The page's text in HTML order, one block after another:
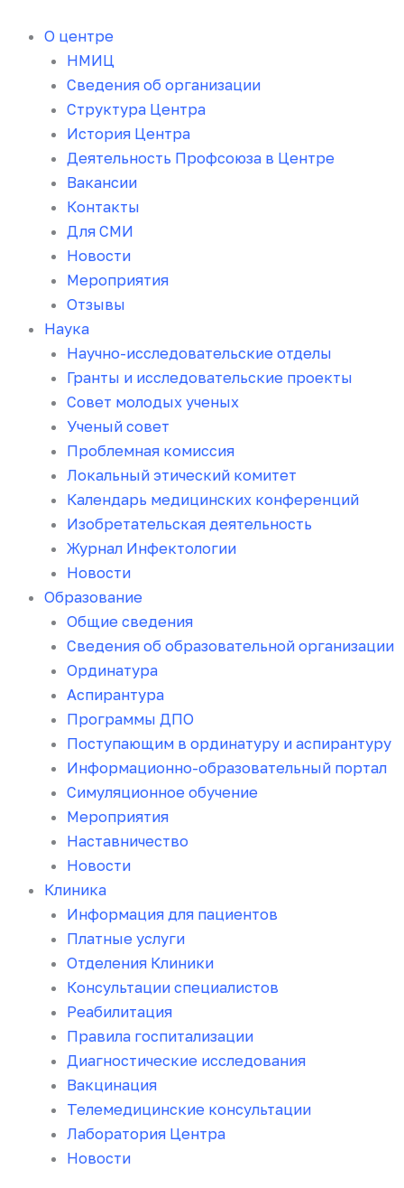
содержимому
О центре
НМИЦ
Сведения об организации
Структура Центра
История Центра
Деятельность Профсоюза в Центре
Вакансии
Контакты
Для СМИ
Новости
Мероприятия
Отзывы
Наука
Научно-исследовательские отделы
Гранты и исследовательские проекты
Совет молодых ученых
Ученый совет
Проблемная комиссия
Локальный этический комитет
Календарь медицинских конференций
Изобретательская деятельность
Журнал Инфектологии
Новости
Образование
Общие сведения
Сведения об образовательной организации
Ординатура
Аспирантура
Программы ДПО
Поступающим в ординатуру и аспирантуру
Информационно-образовательный портал
Симуляционное обучение
Мероприятия
Наставничество
Новости
Клиника
Информация для пациентов
Платные услуги
Отделения Клиники
Консультации специалистов
Реабилитация
Правила госпитализации
Диагностические исследования
Вакцинация
Телемедицинские консультации
Лаборатория Центра
Новости